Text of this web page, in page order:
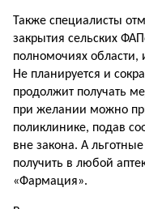
Также специалисты
закрытия сельских
полномочиях
Не планируется и
продолжит получать
при желании можно
поликлинике, подав
вне закона. А
получить в любой
«Фармация».